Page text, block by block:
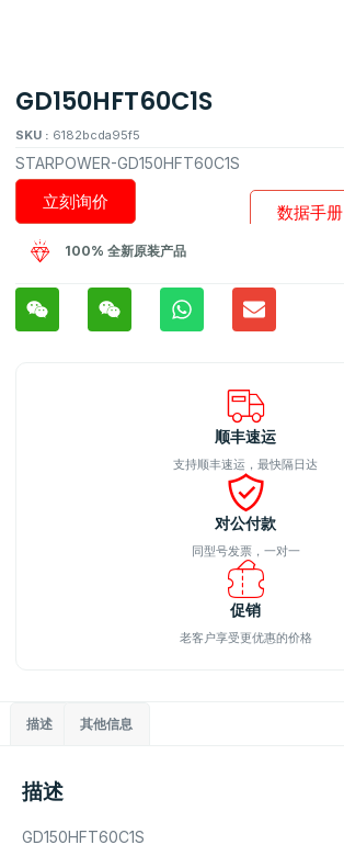
GD150HFT60C1S
SKU : 6182bcda95f5
STARPOWER-GD150HFT60C1S
数据手册
立刻询价
100% 全新原装产品
顺丰速运
支持顺丰速运，最快隔日达
对公付款
同型号发票，一对一
促销
老客户享受更优惠的价格
描述 其他信息
描述
GD150HFT60C1S